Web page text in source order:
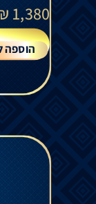
1,380
הוספה